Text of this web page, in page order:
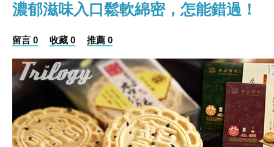
濃郁滋味入口鬆軟綿密，怎能錯過！
留言 0 收藏 0 推薦 0